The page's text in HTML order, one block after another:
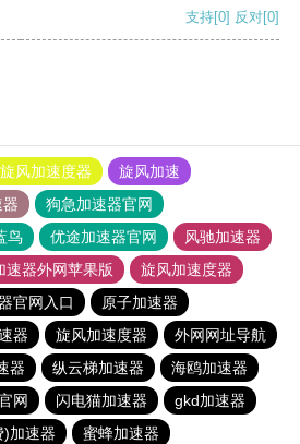
支持[0] 反对[0]
旋风加速度器
旋风加速
狗急加速器官网
鸟 优途加速器官网
风驰加速器
速器外网苹果版
旋风加速度器
官网入口
原子加速器
器 旋风加速度器
外网网址导航
器 纵云梯加速器
海鸥加速器
网 闪电猫加速器
gkd加速器
)加速器 蜜蜂加速器